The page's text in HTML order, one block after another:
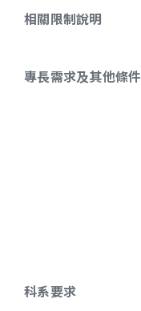
相關限制說明
專長需求及其他條件
科系要求